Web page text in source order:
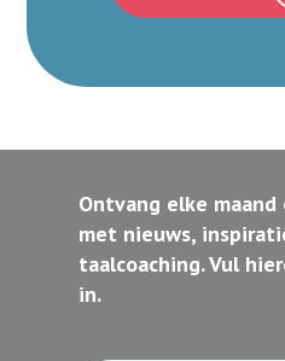
Ontvang elke
met nieuws,
taalcoaching. Vul
in.